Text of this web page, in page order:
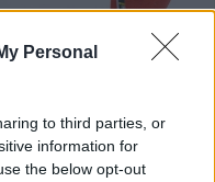
Personal
to third parties, or
information for
the below opt-out